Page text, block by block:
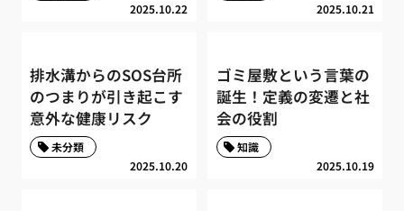
2025.10.22 2025.10.21
排水溝からのSOS台所
のつまりが引き起こす
意外な健康リスク
2025.10.20
未分類
ゴミ屋敷という言葉の
誕生！定義の変遷と社
会の役割
2025.10.19
知識